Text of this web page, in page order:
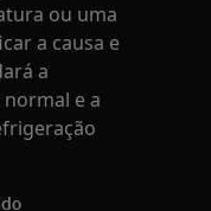
ou uma
a causa e
a
e a